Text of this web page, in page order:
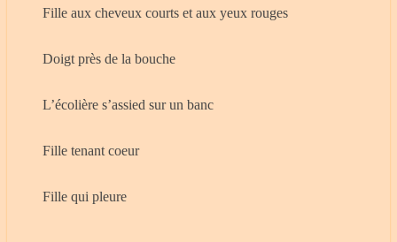
Fille aux cheveux courts et aux yeux rouges
Doigt près de la bouche
L’écolière s’assied sur un banc
Fille tenant coeur
Fille qui pleure